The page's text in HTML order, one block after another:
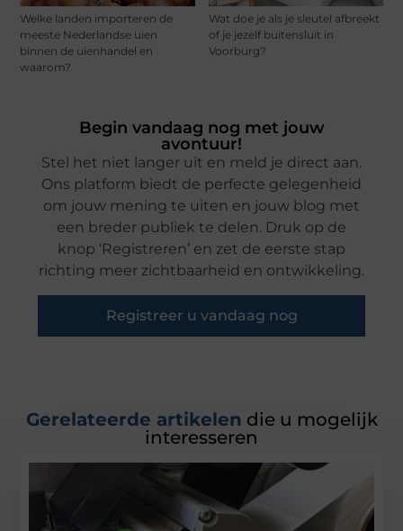
Welke landen importeren de
meeste Nederlandse uien
binnen de uienhandel en
waarom?
Wat doe je als je sleutel afbreekt
of je jezelf buitensluit in
Voorburg?
Begin vandaag nog met jouw
avontuur!
Stel het niet langer uit en meld je direct aan.
Ons platform biedt de perfecte gelegenheid
om jouw mening te uiten en jouw blog met
een breder publiek te delen. Druk op de
knop ‘Registreren’ en zet de eerste stap
richting meer zichtbaarheid en ontwikkeling.
Registreer u vandaag nog
Gerelateerde artikelen die u mogelijk
interesseren